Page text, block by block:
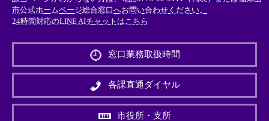
市公式ホームページ総合窓口へお問い合わせください。
24時間対応のLINE AIチャットはこちら
外
リ
＞
窓口業務取扱時間
各課直通ダイヤル
市役所・支所